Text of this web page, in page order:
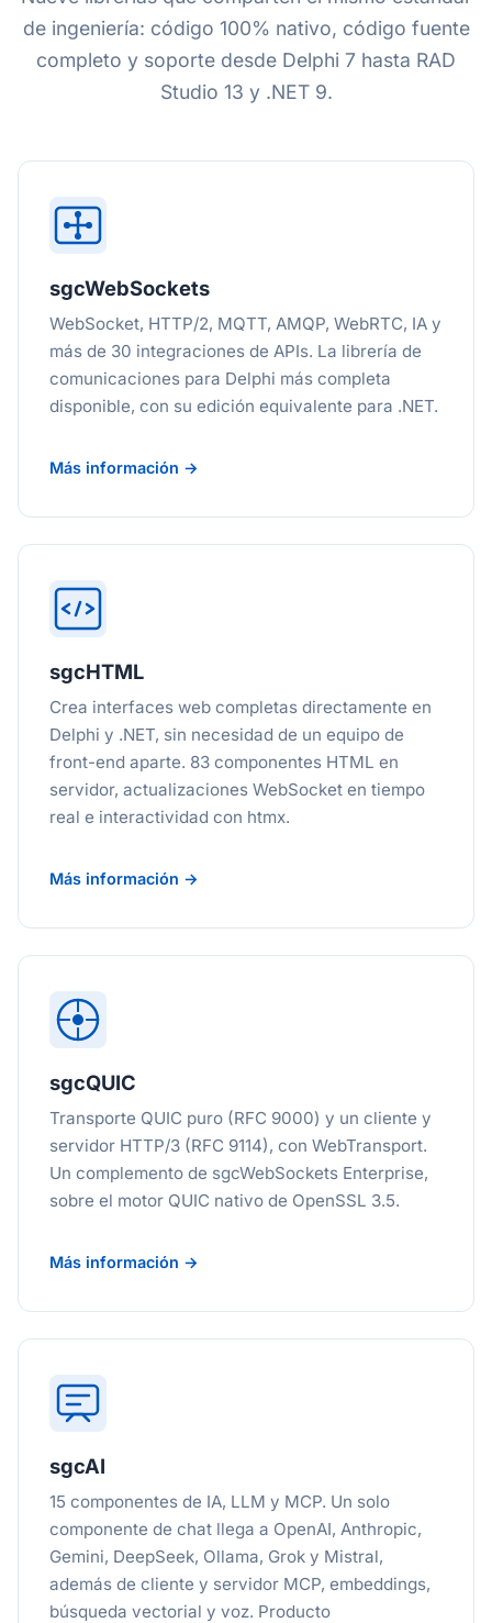
de ingeniería: código 100% nativo, código fuente
completo y soporte desde Delphi 7 hasta RAD
Studio 13 y .NET 9.
sgcWebSockets
WebSocket, HTTP/2, MQTT, AMQP, WebRTC, IA y
más de 30 integraciones de APIs. La librería de
comunicaciones para Delphi más completa
disponible, con su edición equivalente para .NET.
Más información →
sgcHTML
Crea interfaces web completas directamente en
Delphi y .NET, sin necesidad de un equipo de
front-end aparte. 83 componentes HTML en
servidor, actualizaciones WebSocket en tiempo
real e interactividad con htmx.
Más información →
sgcQUIC
Transporte QUIC puro (RFC 9000) y un cliente y
servidor HTTP/3 (RFC 9114), con WebTransport.
Un complemento de sgcWebSockets Enterprise,
sobre el motor QUIC nativo de OpenSSL 3.5.
Más información →
sgcAI
15 componentes de IA, LLM y MCP. Un solo
componente de chat llega a OpenAI, Anthropic,
Gemini, DeepSeek, Ollama, Grok y Mistral,
además de cliente y servidor MCP, embeddings,
búsqueda vectorial y voz. Producto